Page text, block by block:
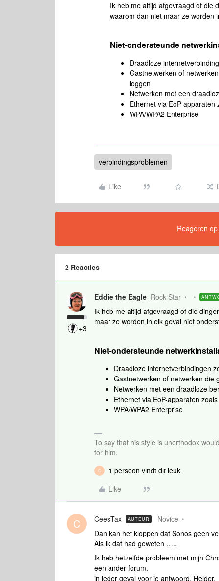
Ik heb me altijd afgevraagd of die
waarom dan niet maar ze worden
Niet-ondersteunde
Draadloze
Gastnetwerken of
loggen
Netwerken met een
Ethernet via EoP-
WPA/WPA2 Enterprise
verbindingsproblemen
Like
Reageren
2 Reacties
+3
Eddie the Eagle Rock Star
Ik heb me altijd afgevraagd of die
maar ze worden in elk geval niet
Niet-ondersteunde
Draadloze internetverbindingen
Gastnetwerken of netwerken die
Netwerken met een draadloze
Ethernet via EoP-apparaten
WPA/WPA2 Enterprise
To say that his style is unorthodox
for him.
C
1 persoon vindt dit leuk
Like
C CeesTax AUTEUR
Novice
Dan kan het kloppen dat Sonos geen
Als ik dat had geweten …..
Ik heb hetzelfde probleem met mijn
een ander forum.
in ieder geval voor je antwoord. Helder.